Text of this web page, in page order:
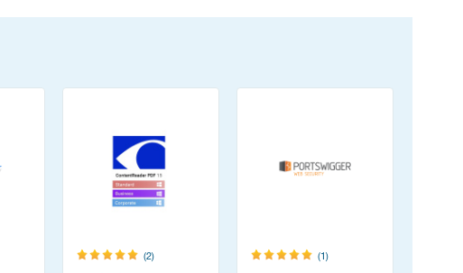
(2) (1)